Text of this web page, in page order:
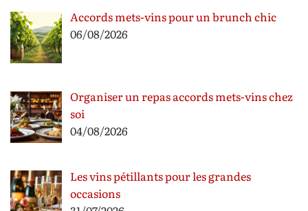
Accords mets-vins pour un brunch chic
06/08/2026
Organiser un repas accords mets-vins chez
soi
04/08/2026
Les vins pétillants pour les grandes
occasions